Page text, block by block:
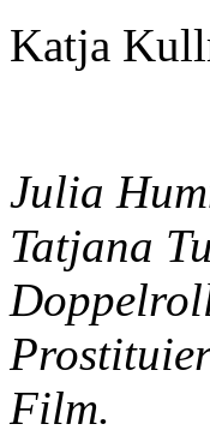
Katja
Julia
Tatjana
Film.